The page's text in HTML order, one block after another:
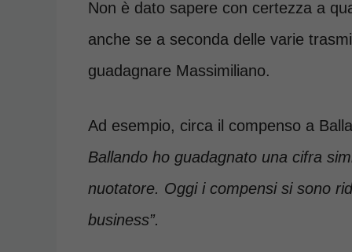
Non è dato sapere con certezza a
anche se a seconda delle varie
guadagnare Massimiliano.
Ad esempio, circa il compenso a
Ballando ho guadagnato una cifra
nuotatore. Oggi i compensi si sono
business”.